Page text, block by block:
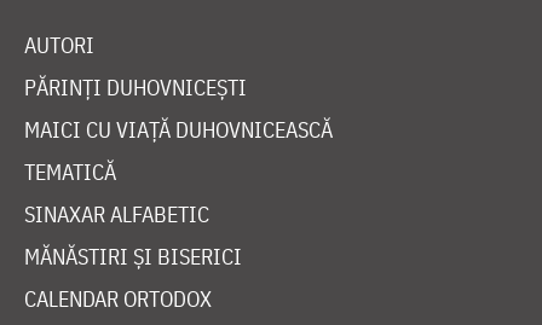
AUTORI
PĂRINȚI DUHOVNICEȘTI
MAICI CU VIAȚĂ DUHOVNICEASCĂ
TEMATICĂ
SINAXAR ALFABETIC
MĂNĂSTIRI ȘI BISERICI
CALENDAR ORTODOX